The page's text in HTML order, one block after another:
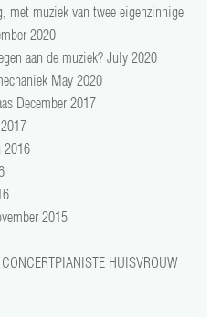
met muziek van twee eigenzinnige
2020
aan de muziek? July 2020
May 2020
December 2017
2016
2015
HUISVROUW